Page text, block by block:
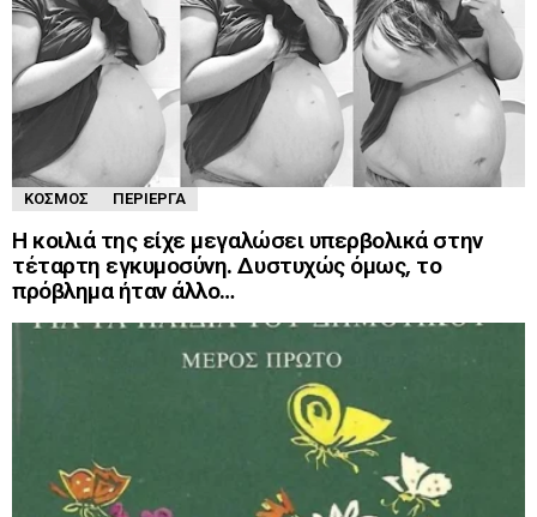
ΚΌΣΜΟΣ ΠΕΡΊΕΡΓΑ
Η κοιλιά της είχε μεγαλώσει υπερβολικά στην
τέταρτη εγκυμοσύνη. Δυστυχώς όμως, το
πρόβλημα ήταν άλλο…